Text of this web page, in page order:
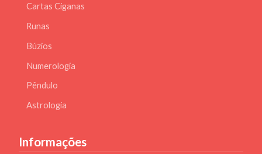
Cartas Ciganas
Runas
Búzios
Numerologia
Pêndulo
Astrologia
Informações